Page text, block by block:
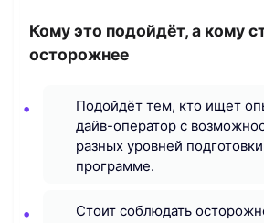
Кому это подойдёт, а кому
осторожнее
Подойдёт тем, кто ищет
дайв-оператор с
разных уровней
программе.
Стоит соблюдать